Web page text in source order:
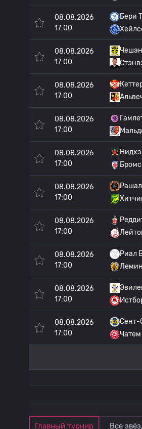
08.08.2026
17:00
Бери
08.08.2026
17:00
08.08.2026
17:00
08.08.2026
17:00
08.08.2026
17:00
08.08.2026
17:00
08.08.2026
17:00
08.08.2026
17:00
Риал
08.08.2026
17:00
08.08.2026
17:00
Сент-
Чатем
Главный турнир Все